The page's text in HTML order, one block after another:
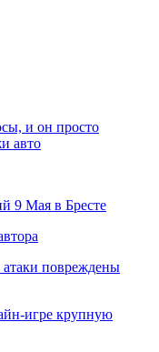
и он просто
авто
9 Мая в Бресте
повреждены
игре крупную